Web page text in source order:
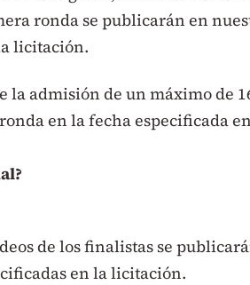
ronda se publicarán en
licitación.
la admisión de un máximo de
en la fecha especificada
de los finalistas se
en la licitación.